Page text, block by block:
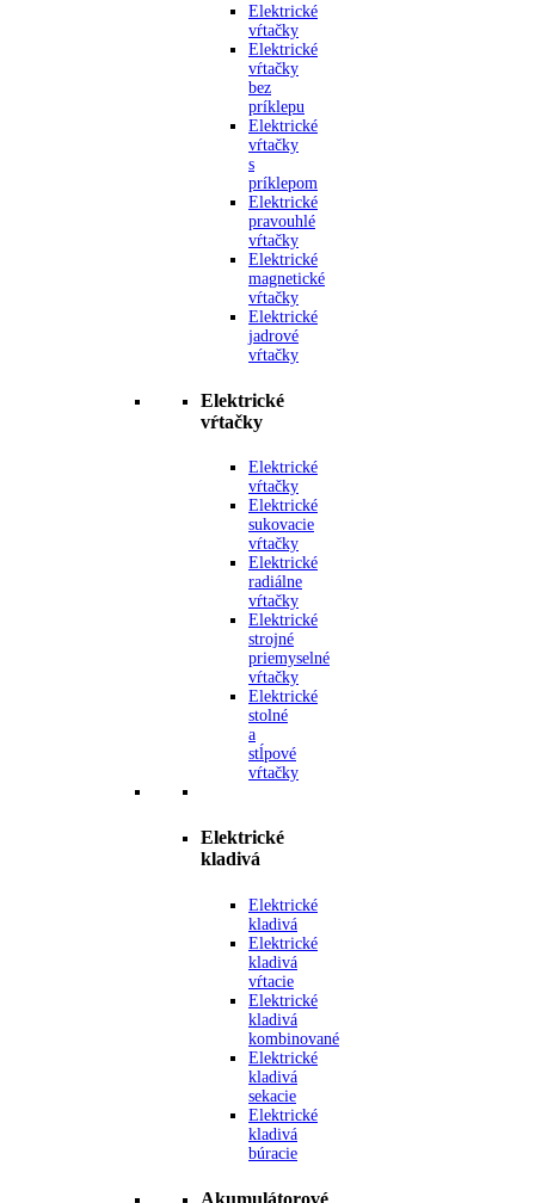
Elektrické
vŕtačky
Elektrické
vŕtačky
bez
príklepu
Elektrické
vŕtačky
s
príklepom
Elektrické
pravouhlé
vŕtačky
Elektrické
magnetické
vŕtačky
Elektrické
jadrové
vŕtačky
Elektrické
vŕtačky
Elektrické
vŕtačky
Elektrické
sukovacie
vŕtačky
Elektrické
radiálne
vŕtačky
Elektrické
strojné
priemyselné
vŕtačky
Elektrické
stolné
a
stĺpové
vŕtačky
Elektrické
kladivá
Elektrické
kladivá
Elektrické
kladivá
vŕtacie
Elektrické
kladivá
kombinované
Elektrické
kladivá
sekacie
Elektrické
kladivá
búracie
Akumulátorové